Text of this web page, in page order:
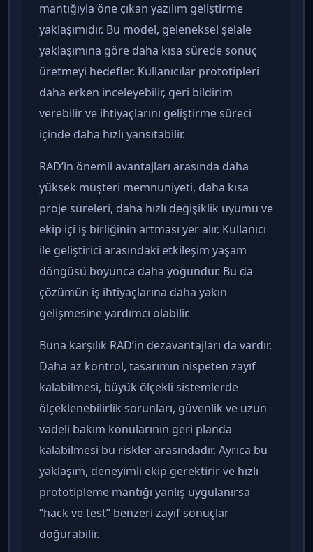
mantığıyla öne çıkan yazılım geliştirme
yaklaşımıdır. Bu model, geleneksel şelale
yaklaşımına göre daha kısa sürede sonuç
üretmeyi hedefler. Kullanıcılar prototipleri
daha erken inceleyebilir, geri bildirim
verebilir ve ihtiyaçlarını geliştirme süreci
içinde daha hızlı yansıtabilir.
RAD’in önemli avantajları arasında daha
yüksek müşteri memnuniyeti, daha kısa
proje süreleri, daha hızlı değişiklik uyumu ve
ekip içi iş birliğinin artması yer alır. Kullanıcı
ile geliştirici arasındaki etkileşim yaşam
döngüsü boyunca daha yoğundur. Bu da
çözümün iş ihtiyaçlarına daha yakın
gelişmesine yardımcı olabilir.
Buna karşılık RAD’in dezavantajları da vardır.
Daha az kontrol, tasarımın nispeten zayıf
kalabilmesi, büyük ölçekli sistemlerde
ölçeklenebilirlik sorunları, güvenlik ve uzun
vadeli bakım konularının geri planda
kalabilmesi bu riskler arasındadır. Ayrıca bu
yaklaşım, deneyimli ekip gerektirir ve hızlı
prototipleme mantığı yanlış uygulanırsa
“hack ve test” benzeri zayıf sonuçlar
doğurabilir.